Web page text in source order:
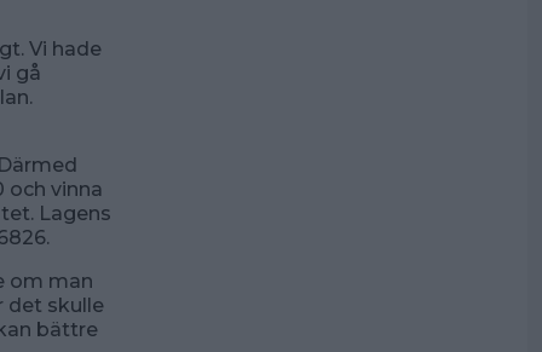
Vi hade
gå
och vinna
Lagens
om man
det skulle
bättre